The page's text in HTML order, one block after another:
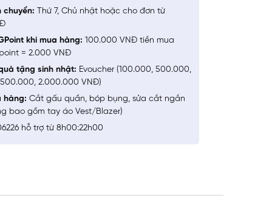
chuyển: Thứ 7, Chủ nhật hoặc cho đơn từ
khi mua hàng: 100.000 VNĐ tiền mua
= 2.000 VNĐ
tặng sinh nhật: Evoucher (100.000, 500.000,
2.000.000 VNĐ)
hàng: Cắt gấu quần, bóp bụng, sửa cắt ngắn
bao gồm tay áo Vest/Blazer)
hỗ trợ từ 8h00:22h00